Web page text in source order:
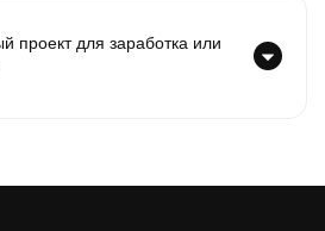
проект для заработка или